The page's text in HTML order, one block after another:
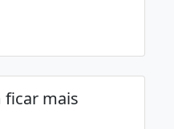
ficar mais